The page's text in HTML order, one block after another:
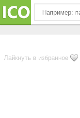
Лайкнуть в избранное